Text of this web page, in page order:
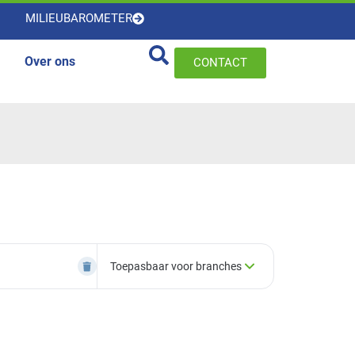
MILIEUBAROMETER
Over ons CONTACT
Toepasbaar voor branches